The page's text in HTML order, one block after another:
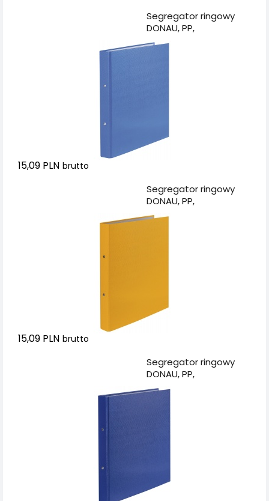
Segregator ringowy
DONAU, PP,
A4/2R/20mm, niebieski
15,09 PLN brutto
Segregator ringowy
DONAU, PP,
A4/2R/20mm, żółty
15,09 PLN brutto
Segregator ringowy
DONAU, PP,
A4/2R/20mm,